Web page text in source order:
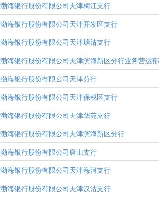
渤海银行股份有限公司天津梅江支行
渤海银行股份有限公司天津开发区支行
渤海银行股份有限公司天津塘沽支行
渤海银行股份有限公司天津滨海新区分行业务营运部
渤海银行股份有限公司天津分行
渤海银行股份有限公司天津保税区支行
渤海银行股份有限公司天津华苑支行
渤海银行股份有限公司天津滨海新区分行
渤海银行股份有限公司唐山支行
渤海银行股份有限公司天津海河支行
渤海银行股份有限公司天津汉沽支行